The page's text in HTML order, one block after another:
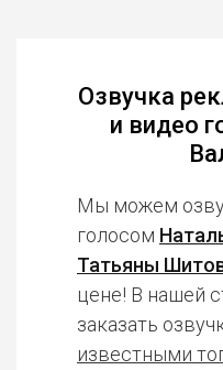
Озвучка
и видео
Мы можем
голосом
Татьяны
цене! В нашей
заказать
известными